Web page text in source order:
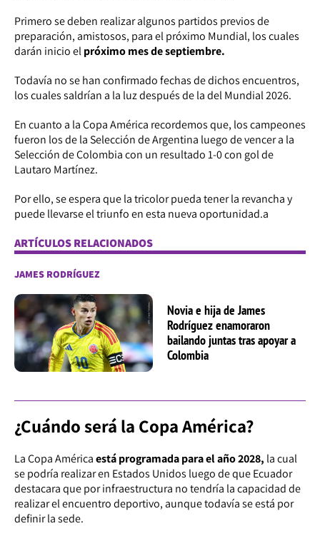
Primero se deben realizar algunos partidos previos de
preparación, amistosos, para el próximo Mundial, los cuales
darán inicio elpróximo mes de septiembre.
Todavía no se han confirmado fechas de dichos encuentros,
los cuales saldrían a la luz después de la del Mundial 2026.
En cuanto a la Copa América recordemos que, los campeones
fueron los de la Selección de Argentina luego de vencer a la
Selección de Colombia con un resultado 1-0 con gol de
Lautaro Martínez.
Por ello, se espera que la tricolor pueda tener la revancha y
puede llevarse el triunfo en esta nueva oportunidad.a
ARTÍCULOS RELACIONADOS
JAMES RODRÍGUEZ
Novia e hija de James
Rodríguez enamoraron
bailando juntas tras apoyar a
Colombia
¿Cuándo será la Copa América?
La Copa Américaestá programada para el año 2028, la cual
se podría realizar en Estados Unidos luego de que Ecuador
destacara que por infraestructura no tendría la capacidad de
realizar el encuentro deportivo, aunque todavía se está por
definir la sede.